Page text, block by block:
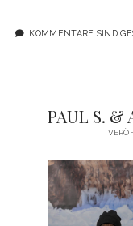
KOMMENTARE SIND
PAUL S. &